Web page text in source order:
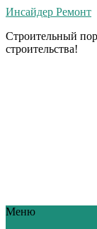
Инсайдер Ремонт
Строительный
строительства!
Меню